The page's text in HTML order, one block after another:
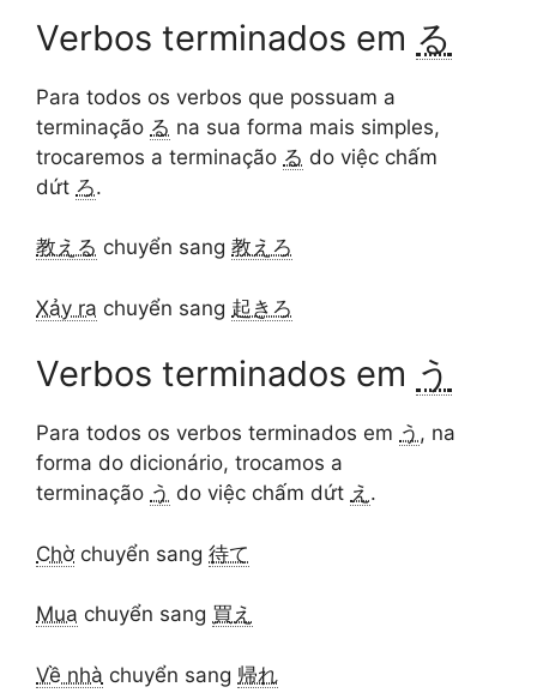
Verbos terminados em る
Para todos os verbos que possuam a
terminação る na sua forma mais simples,
trocaremos a terminação る do việc chấm
dứt ろ.
教える chuyển sang 教えろ
Xảy ra chuyển sang 起きろ
Verbos terminados em う
Para todos os verbos terminados em う , na
forma do dicionário, trocamos a
terminação う do việc chấm dứt え .
Chờ chuyển sang 待て
Mua chuyển sang 買え
Về nhà chuyển sang 帰れ